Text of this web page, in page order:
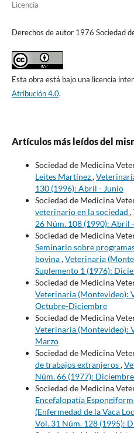
Licencia
Derechos de autor 1976 Sociedad
Esta obra está bajo una licencia
Atribución 4.0.
Artículos más leídos del
Sociedad de Medicina
Leites Martínez,
130 (1996): Abril - Junio
Sociedad de Medicina
veterinario en la sociedad ,
26 Núm. 108 (1990): Abril
Sociedad de Medicina
Seminario sobre
bovina,Veterinaria
Suplemento 1 (1976):
Sociedad de Medicina
Veterinaria (Montevideo):
Octubre-Diciembre
Sociedad de Medicina
Veterinaria (Montevideo):
Marzo
Sociedad de Medicina
de trabajos extranjeros,
Núm. 66 (1977): Diciembre
Sociedad de Medicina
Encefalopatía
(Enfermedad de la Vaca
Vol. 31 Núm. 128 (1995):